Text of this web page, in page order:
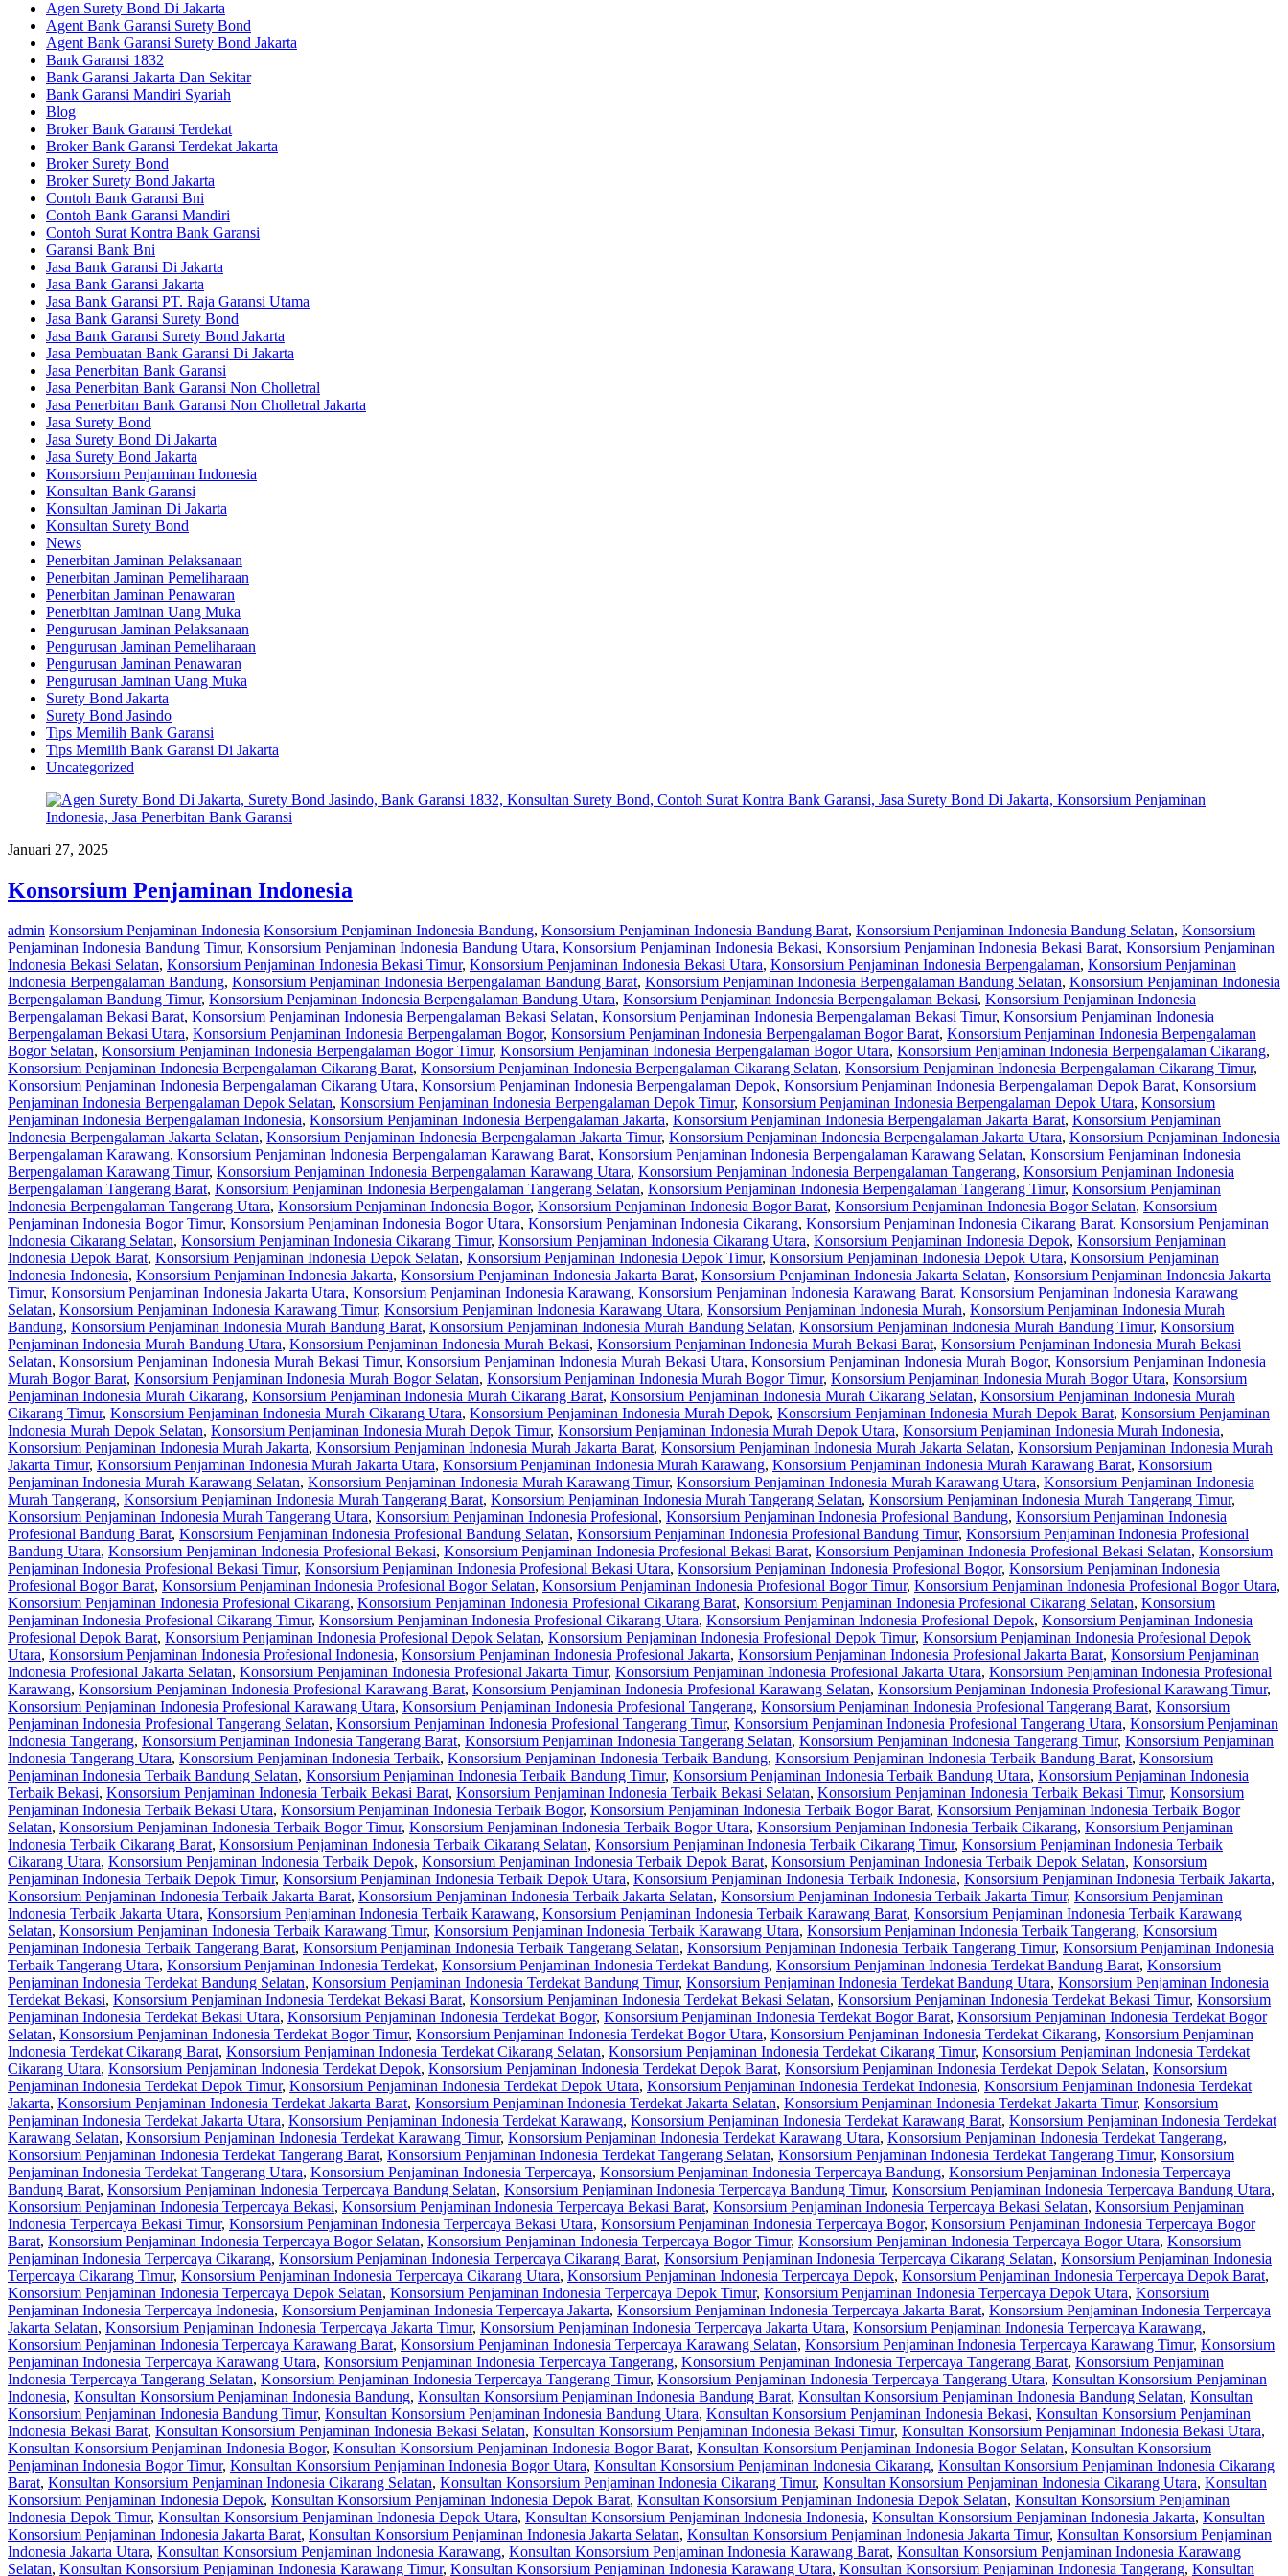
Agen Surety Bond Di Jakarta
Agent Bank Garansi Surety Bond
Agent Bank Garansi Surety Bond Jakarta
Bank Garansi 1832
Bank Garansi Jakarta Dan Sekitar
Bank Garansi Mandiri Syariah
Blog
Broker Bank Garansi Terdekat
Broker Bank Garansi Terdekat Jakarta
Broker Surety Bond
Broker Surety Bond Jakarta
Contoh Bank Garansi Bni
Contoh Bank Garansi Mandiri
Contoh Surat Kontra Bank Garansi
Garansi Bank Bni
Jasa Bank Garansi Di Jakarta
Jasa Bank Garansi Jakarta
Jasa Bank Garansi PT. Raja Garansi Utama
Jasa Bank Garansi Surety Bond
Jasa Bank Garansi Surety Bond Jakarta
Jasa Pembuatan Bank Garansi Di Jakarta
Jasa Penerbitan Bank Garansi
Jasa Penerbitan Bank Garansi Non Cholletral
Jasa Penerbitan Bank Garansi Non Cholletral Jakarta
Jasa Surety Bond
Jasa Surety Bond Di Jakarta
Jasa Surety Bond Jakarta
Konsorsium Penjaminan Indonesia
Konsultan Bank Garansi
Konsultan Jaminan Di Jakarta
Konsultan Surety Bond
News
Penerbitan Jaminan Pelaksanaan
Penerbitan Jaminan Pemeliharaan
Penerbitan Jaminan Penawaran
Penerbitan Jaminan Uang Muka
Pengurusan Jaminan Pelaksanaan
Pengurusan Jaminan Pemeliharaan
Pengurusan Jaminan Penawaran
Pengurusan Jaminan Uang Muka
Surety Bond Jakarta
Surety Bond Jasindo
Tips Memilih Bank Garansi
Tips Memilih Bank Garansi Di Jakarta
Uncategorized
Januari 27, 2025
Konsorsium Penjaminan Indonesia
admin Konsorsium Penjaminan Indonesia Konsorsium Penjaminan Indonesia Bandung, Konsorsium Penjaminan Indonesia Bandung Barat, Konsorsium Penjaminan Indonesia Bandung Selatan, Konsorsium
Penjaminan Indonesia Bandung Timur, Konsorsium Penjaminan Indonesia Bandung Utara, Konsorsium Penjaminan Indonesia Bekasi, Konsorsium Penjaminan Indonesia Bekasi Barat, Konsorsium Penjaminan
Indonesia Bekasi Selatan, Konsorsium Penjaminan Indonesia Bekasi Timur, Konsorsium Penjaminan Indonesia Bekasi Utara, Konsorsium Penjaminan Indonesia Berpengalaman, Konsorsium Penjaminan
Indonesia Berpengalaman Bandung, Konsorsium Penjaminan Indonesia Berpengalaman Bandung Barat, Konsorsium Penjaminan Indonesia Berpengalaman Bandung Selatan, Konsorsium Penjaminan Indonesia
Berpengalaman Bandung Timur, Konsorsium Penjaminan Indonesia Berpengalaman Bandung Utara, Konsorsium Penjaminan Indonesia Berpengalaman Bekasi, Konsorsium Penjaminan Indonesia
Berpengalaman Bekasi Barat, Konsorsium Penjaminan Indonesia Berpengalaman Bekasi Selatan, Konsorsium Penjaminan Indonesia Berpengalaman Bekasi Timur, Konsorsium Penjaminan Indonesia
Berpengalaman Bekasi Utara, Konsorsium Penjaminan Indonesia Berpengalaman Bogor, Konsorsium Penjaminan Indonesia Berpengalaman Bogor Barat, Konsorsium Penjaminan Indonesia Berpengalaman
Bogor Selatan, Konsorsium Penjaminan Indonesia Berpengalaman Bogor Timur, Konsorsium Penjaminan Indonesia Berpengalaman Bogor Utara, Konsorsium Penjaminan Indonesia Berpengalaman Cikarang,
Konsorsium Penjaminan Indonesia Berpengalaman Cikarang Barat, Konsorsium Penjaminan Indonesia Berpengalaman Cikarang Selatan, Konsorsium Penjaminan Indonesia Berpengalaman Cikarang Timur,
Konsorsium Penjaminan Indonesia Berpengalaman Cikarang Utara, Konsorsium Penjaminan Indonesia Berpengalaman Depok, Konsorsium Penjaminan Indonesia Berpengalaman Depok Barat, Konsorsium
Penjaminan Indonesia Berpengalaman Depok Selatan, Konsorsium Penjaminan Indonesia Berpengalaman Depok Timur, Konsorsium Penjaminan Indonesia Berpengalaman Depok Utara, Konsorsium
Penjaminan Indonesia Berpengalaman Indonesia, Konsorsium Penjaminan Indonesia Berpengalaman Jakarta, Konsorsium Penjaminan Indonesia Berpengalaman Jakarta Barat, Konsorsium Penjaminan
Indonesia Berpengalaman Jakarta Selatan, Konsorsium Penjaminan Indonesia Berpengalaman Jakarta Timur, Konsorsium Penjaminan Indonesia Berpengalaman Jakarta Utara, Konsorsium Penjaminan Indonesia
Berpengalaman Karawang, Konsorsium Penjaminan Indonesia Berpengalaman Karawang Barat, Konsorsium Penjaminan Indonesia Berpengalaman Karawang Selatan, Konsorsium Penjaminan Indonesia
Berpengalaman Karawang Timur, Konsorsium Penjaminan Indonesia Berpengalaman Karawang Utara, Konsorsium Penjaminan Indonesia Berpengalaman Tangerang, Konsorsium Penjaminan Indonesia
Berpengalaman Tangerang Barat, Konsorsium Penjaminan Indonesia Berpengalaman Tangerang Selatan, Konsorsium Penjaminan Indonesia Berpengalaman Tangerang Timur, Konsorsium Penjaminan
Indonesia Berpengalaman Tangerang Utara, Konsorsium Penjaminan Indonesia Bogor, Konsorsium Penjaminan Indonesia Bogor Barat, Konsorsium Penjaminan Indonesia Bogor Selatan, Konsorsium
Penjaminan Indonesia Bogor Timur, Konsorsium Penjaminan Indonesia Bogor Utara, Konsorsium Penjaminan Indonesia Cikarang, Konsorsium Penjaminan Indonesia Cikarang Barat, Konsorsium Penjaminan
Indonesia Cikarang Selatan, Konsorsium Penjaminan Indonesia Cikarang Timur, Konsorsium Penjaminan Indonesia Cikarang Utara, Konsorsium Penjaminan Indonesia Depok, Konsorsium Penjaminan
Indonesia Depok Barat, Konsorsium Penjaminan Indonesia Depok Selatan, Konsorsium Penjaminan Indonesia Depok Timur, Konsorsium Penjaminan Indonesia Depok Utara, Konsorsium Penjaminan
Indonesia Indonesia, Konsorsium Penjaminan Indonesia Jakarta, Konsorsium Penjaminan Indonesia Jakarta Barat, Konsorsium Penjaminan Indonesia Jakarta Selatan, Konsorsium Penjaminan Indonesia Jakarta
Timur, Konsorsium Penjaminan Indonesia Jakarta Utara, Konsorsium Penjaminan Indonesia Karawang, Konsorsium Penjaminan Indonesia Karawang Barat, Konsorsium Penjaminan Indonesia Karawang
Selatan, Konsorsium Penjaminan Indonesia Karawang Timur, Konsorsium Penjaminan Indonesia Karawang Utara, Konsorsium Penjaminan Indonesia Murah, Konsorsium Penjaminan Indonesia Murah
Bandung, Konsorsium Penjaminan Indonesia Murah Bandung Barat, Konsorsium Penjaminan Indonesia Murah Bandung Selatan, Konsorsium Penjaminan Indonesia Murah Bandung Timur, Konsorsium
Penjaminan Indonesia Murah Bandung Utara, Konsorsium Penjaminan Indonesia Murah Bekasi, Konsorsium Penjaminan Indonesia Murah Bekasi Barat, Konsorsium Penjaminan Indonesia Murah Bekasi
Selatan, Konsorsium Penjaminan Indonesia Murah Bekasi Timur, Konsorsium Penjaminan Indonesia Murah Bekasi Utara, Konsorsium Penjaminan Indonesia Murah Bogor, Konsorsium Penjaminan Indonesia
Murah Bogor Barat, Konsorsium Penjaminan Indonesia Murah Bogor Selatan, Konsorsium Penjaminan Indonesia Murah Bogor Timur, Konsorsium Penjaminan Indonesia Murah Bogor Utara, Konsorsium
Penjaminan Indonesia Murah Cikarang, Konsorsium Penjaminan Indonesia Murah Cikarang Barat, Konsorsium Penjaminan Indonesia Murah Cikarang Selatan, Konsorsium Penjaminan Indonesia Murah
Cikarang Timur, Konsorsium Penjaminan Indonesia Murah Cikarang Utara, Konsorsium Penjaminan Indonesia Murah Depok, Konsorsium Penjaminan Indonesia Murah Depok Barat, Konsorsium Penjaminan
Indonesia Murah Depok Selatan, Konsorsium Penjaminan Indonesia Murah Depok Timur, Konsorsium Penjaminan Indonesia Murah Depok Utara, Konsorsium Penjaminan Indonesia Murah Indonesia,
Konsorsium Penjaminan Indonesia Murah Jakarta, Konsorsium Penjaminan Indonesia Murah Jakarta Barat, Konsorsium Penjaminan Indonesia Murah Jakarta Selatan, Konsorsium Penjaminan Indonesia Murah
Jakarta Timur, Konsorsium Penjaminan Indonesia Murah Jakarta Utara, Konsorsium Penjaminan Indonesia Murah Karawang, Konsorsium Penjaminan Indonesia Murah Karawang Barat, Konsorsium
Penjaminan Indonesia Murah Karawang Selatan, Konsorsium Penjaminan Indonesia Murah Karawang Timur, Konsorsium Penjaminan Indonesia Murah Karawang Utara, Konsorsium Penjaminan Indonesia
Murah Tangerang, Konsorsium Penjaminan Indonesia Murah Tangerang Barat, Konsorsium Penjaminan Indonesia Murah Tangerang Selatan, Konsorsium Penjaminan Indonesia Murah Tangerang Timur,
Konsorsium Penjaminan Indonesia Murah Tangerang Utara, Konsorsium Penjaminan Indonesia Profesional, Konsorsium Penjaminan Indonesia Profesional Bandung, Konsorsium Penjaminan Indonesia
Profesional Bandung Barat, Konsorsium Penjaminan Indonesia Profesional Bandung Selatan, Konsorsium Penjaminan Indonesia Profesional Bandung Timur, Konsorsium Penjaminan Indonesia Profesional
Bandung Utara, Konsorsium Penjaminan Indonesia Profesional Bekasi, Konsorsium Penjaminan Indonesia Profesional Bekasi Barat, Konsorsium Penjaminan Indonesia Profesional Bekasi Selatan, Konsorsium
Penjaminan Indonesia Profesional Bekasi Timur, Konsorsium Penjaminan Indonesia Profesional Bekasi Utara, Konsorsium Penjaminan Indonesia Profesional Bogor, Konsorsium Penjaminan Indonesia
Profesional Bogor Barat, Konsorsium Penjaminan Indonesia Profesional Bogor Selatan, Konsorsium Penjaminan Indonesia Profesional Bogor Timur, Konsorsium Penjaminan Indonesia Profesional Bogor Utara,
Konsorsium Penjaminan Indonesia Profesional Cikarang, Konsorsium Penjaminan Indonesia Profesional Cikarang Barat, Konsorsium Penjaminan Indonesia Profesional Cikarang Selatan, Konsorsium
Penjaminan Indonesia Profesional Cikarang Timur, Konsorsium Penjaminan Indonesia Profesional Cikarang Utara, Konsorsium Penjaminan Indonesia Profesional Depok, Konsorsium Penjaminan Indonesia
Profesional Depok Barat, Konsorsium Penjaminan Indonesia Profesional Depok Selatan, Konsorsium Penjaminan Indonesia Profesional Depok Timur, Konsorsium Penjaminan Indonesia Profesional Depok
Utara, Konsorsium Penjaminan Indonesia Profesional Indonesia, Konsorsium Penjaminan Indonesia Profesional Jakarta, Konsorsium Penjaminan Indonesia Profesional Jakarta Barat, Konsorsium Penjaminan
Indonesia Profesional Jakarta Selatan, Konsorsium Penjaminan Indonesia Profesional Jakarta Timur, Konsorsium Penjaminan Indonesia Profesional Jakarta Utara, Konsorsium Penjaminan Indonesia Profesional
Karawang, Konsorsium Penjaminan Indonesia Profesional Karawang Barat, Konsorsium Penjaminan Indonesia Profesional Karawang Selatan, Konsorsium Penjaminan Indonesia Profesional Karawang Timur,
Konsorsium Penjaminan Indonesia Profesional Karawang Utara, Konsorsium Penjaminan Indonesia Profesional Tangerang, Konsorsium Penjaminan Indonesia Profesional Tangerang Barat, Konsorsium
Penjaminan Indonesia Profesional Tangerang Selatan, Konsorsium Penjaminan Indonesia Profesional Tangerang Timur, Konsorsium Penjaminan Indonesia Profesional Tangerang Utara, Konsorsium Penjaminan
Indonesia Tangerang, Konsorsium Penjaminan Indonesia Tangerang Barat, Konsorsium Penjaminan Indonesia Tangerang Selatan, Konsorsium Penjaminan Indonesia Tangerang Timur, Konsorsium Penjaminan
Indonesia Tangerang Utara, Konsorsium Penjaminan Indonesia Terbaik, Konsorsium Penjaminan Indonesia Terbaik Bandung, Konsorsium Penjaminan Indonesia Terbaik Bandung Barat, Konsorsium
Penjaminan Indonesia Terbaik Bandung Selatan, Konsorsium Penjaminan Indonesia Terbaik Bandung Timur, Konsorsium Penjaminan Indonesia Terbaik Bandung Utara, Konsorsium Penjaminan Indonesia
Terbaik Bekasi, Konsorsium Penjaminan Indonesia Terbaik Bekasi Barat, Konsorsium Penjaminan Indonesia Terbaik Bekasi Selatan, Konsorsium Penjaminan Indonesia Terbaik Bekasi Timur, Konsorsium
Penjaminan Indonesia Terbaik Bekasi Utara, Konsorsium Penjaminan Indonesia Terbaik Bogor, Konsorsium Penjaminan Indonesia Terbaik Bogor Barat, Konsorsium Penjaminan Indonesia Terbaik Bogor
Selatan, Konsorsium Penjaminan Indonesia Terbaik Bogor Timur, Konsorsium Penjaminan Indonesia Terbaik Bogor Utara, Konsorsium Penjaminan Indonesia Terbaik Cikarang, Konsorsium Penjaminan
Indonesia Terbaik Cikarang Barat, Konsorsium Penjaminan Indonesia Terbaik Cikarang Selatan, Konsorsium Penjaminan Indonesia Terbaik Cikarang Timur, Konsorsium Penjaminan Indonesia Terbaik
Cikarang Utara, Konsorsium Penjaminan Indonesia Terbaik Depok, Konsorsium Penjaminan Indonesia Terbaik Depok Barat, Konsorsium Penjaminan Indonesia Terbaik Depok Selatan, Konsorsium
Penjaminan Indonesia Terbaik Depok Timur, Konsorsium Penjaminan Indonesia Terbaik Depok Utara, Konsorsium Penjaminan Indonesia Terbaik Indonesia, Konsorsium Penjaminan Indonesia Terbaik Jakarta,
Konsorsium Penjaminan Indonesia Terbaik Jakarta Barat, Konsorsium Penjaminan Indonesia Terbaik Jakarta Selatan, Konsorsium Penjaminan Indonesia Terbaik Jakarta Timur, Konsorsium Penjaminan
Indonesia Terbaik Jakarta Utara, Konsorsium Penjaminan Indonesia Terbaik Karawang, Konsorsium Penjaminan Indonesia Terbaik Karawang Barat, Konsorsium Penjaminan Indonesia Terbaik Karawang
Selatan, Konsorsium Penjaminan Indonesia Terbaik Karawang Timur, Konsorsium Penjaminan Indonesia Terbaik Karawang Utara, Konsorsium Penjaminan Indonesia Terbaik Tangerang, Konsorsium
Penjaminan Indonesia Terbaik Tangerang Barat, Konsorsium Penjaminan Indonesia Terbaik Tangerang Selatan, Konsorsium Penjaminan Indonesia Terbaik Tangerang Timur, Konsorsium Penjaminan Indonesia
Terbaik Tangerang Utara, Konsorsium Penjaminan Indonesia Terdekat, Konsorsium Penjaminan Indonesia Terdekat Bandung, Konsorsium Penjaminan Indonesia Terdekat Bandung Barat, Konsorsium
Penjaminan Indonesia Terdekat Bandung Selatan, Konsorsium Penjaminan Indonesia Terdekat Bandung Timur, Konsorsium Penjaminan Indonesia Terdekat Bandung Utara, Konsorsium Penjaminan Indonesia
Terdekat Bekasi, Konsorsium Penjaminan Indonesia Terdekat Bekasi Barat, Konsorsium Penjaminan Indonesia Terdekat Bekasi Selatan, Konsorsium Penjaminan Indonesia Terdekat Bekasi Timur, Konsorsium
Penjaminan Indonesia Terdekat Bekasi Utara, Konsorsium Penjaminan Indonesia Terdekat Bogor, Konsorsium Penjaminan Indonesia Terdekat Bogor Barat, Konsorsium Penjaminan Indonesia Terdekat Bogor
Selatan, Konsorsium Penjaminan Indonesia Terdekat Bogor Timur, Konsorsium Penjaminan Indonesia Terdekat Bogor Utara, Konsorsium Penjaminan Indonesia Terdekat Cikarang, Konsorsium Penjaminan
Indonesia Terdekat Cikarang Barat, Konsorsium Penjaminan Indonesia Terdekat Cikarang Selatan, Konsorsium Penjaminan Indonesia Terdekat Cikarang Timur, Konsorsium Penjaminan Indonesia Terdekat
Cikarang Utara, Konsorsium Penjaminan Indonesia Terdekat Depok, Konsorsium Penjaminan Indonesia Terdekat Depok Barat, Konsorsium Penjaminan Indonesia Terdekat Depok Selatan, Konsorsium
Penjaminan Indonesia Terdekat Depok Timur, Konsorsium Penjaminan Indonesia Terdekat Depok Utara, Konsorsium Penjaminan Indonesia Terdekat Indonesia, Konsorsium Penjaminan Indonesia Terdekat
Jakarta, Konsorsium Penjaminan Indonesia Terdekat Jakarta Barat, Konsorsium Penjaminan Indonesia Terdekat Jakarta Selatan, Konsorsium Penjaminan Indonesia Terdekat Jakarta Timur, Konsorsium
Penjaminan Indonesia Terdekat Jakarta Utara, Konsorsium Penjaminan Indonesia Terdekat Karawang, Konsorsium Penjaminan Indonesia Terdekat Karawang Barat, Konsorsium Penjaminan Indonesia Terdekat
Karawang Selatan, Konsorsium Penjaminan Indonesia Terdekat Karawang Timur, Konsorsium Penjaminan Indonesia Terdekat Karawang Utara, Konsorsium Penjaminan Indonesia Terdekat Tangerang,
Konsorsium Penjaminan Indonesia Terdekat Tangerang Barat, Konsorsium Penjaminan Indonesia Terdekat Tangerang Selatan, Konsorsium Penjaminan Indonesia Terdekat Tangerang Timur, Konsorsium
Penjaminan Indonesia Terdekat Tangerang Utara, Konsorsium Penjaminan Indonesia Terpercaya, Konsorsium Penjaminan Indonesia Terpercaya Bandung, Konsorsium Penjaminan Indonesia Terpercaya
Bandung Barat, Konsorsium Penjaminan Indonesia Terpercaya Bandung Selatan, Konsorsium Penjaminan Indonesia Terpercaya Bandung Timur, Konsorsium Penjaminan Indonesia Terpercaya Bandung Utara,
Konsorsium Penjaminan Indonesia Terpercaya Bekasi, Konsorsium Penjaminan Indonesia Terpercaya Bekasi Barat, Konsorsium Penjaminan Indonesia Terpercaya Bekasi Selatan, Konsorsium Penjaminan
Indonesia Terpercaya Bekasi Timur, Konsorsium Penjaminan Indonesia Terpercaya Bekasi Utara, Konsorsium Penjaminan Indonesia Terpercaya Bogor, Konsorsium Penjaminan Indonesia Terpercaya Bogor
Barat, Konsorsium Penjaminan Indonesia Terpercaya Bogor Selatan, Konsorsium Penjaminan Indonesia Terpercaya Bogor Timur, Konsorsium Penjaminan Indonesia Terpercaya Bogor Utara, Konsorsium
Penjaminan Indonesia Terpercaya Cikarang, Konsorsium Penjaminan Indonesia Terpercaya Cikarang Barat, Konsorsium Penjaminan Indonesia Terpercaya Cikarang Selatan, Konsorsium Penjaminan Indonesia
Terpercaya Cikarang Timur, Konsorsium Penjaminan Indonesia Terpercaya Cikarang Utara, Konsorsium Penjaminan Indonesia Terpercaya Depok, Konsorsium Penjaminan Indonesia Terpercaya Depok Barat,
Konsorsium Penjaminan Indonesia Terpercaya Depok Selatan, Konsorsium Penjaminan Indonesia Terpercaya Depok Timur, Konsorsium Penjaminan Indonesia Terpercaya Depok Utara, Konsorsium
Penjaminan Indonesia Terpercaya Indonesia, Konsorsium Penjaminan Indonesia Terpercaya Jakarta, Konsorsium Penjaminan Indonesia Terpercaya Jakarta Barat, Konsorsium Penjaminan Indonesia Terpercaya
Jakarta Selatan, Konsorsium Penjaminan Indonesia Terpercaya Jakarta Timur, Konsorsium Penjaminan Indonesia Terpercaya Jakarta Utara, Konsorsium Penjaminan Indonesia Terpercaya Karawang,
Konsorsium Penjaminan Indonesia Terpercaya Karawang Barat, Konsorsium Penjaminan Indonesia Terpercaya Karawang Selatan, Konsorsium Penjaminan Indonesia Terpercaya Karawang Timur, Konsorsium
Penjaminan Indonesia Terpercaya Karawang Utara, Konsorsium Penjaminan Indonesia Terpercaya Tangerang, Konsorsium Penjaminan Indonesia Terpercaya Tangerang Barat, Konsorsium Penjaminan
Indonesia Terpercaya Tangerang Selatan, Konsorsium Penjaminan Indonesia Terpercaya Tangerang Timur, Konsorsium Penjaminan Indonesia Terpercaya Tangerang Utara, Konsultan Konsorsium Penjaminan
Indonesia, Konsultan Konsorsium Penjaminan Indonesia Bandung, Konsultan Konsorsium Penjaminan Indonesia Bandung Barat, Konsultan Konsorsium Penjaminan Indonesia Bandung Selatan, Konsultan
Konsorsium Penjaminan Indonesia Bandung Timur, Konsultan Konsorsium Penjaminan Indonesia Bandung Utara, Konsultan Konsorsium Penjaminan Indonesia Bekasi, Konsultan Konsorsium Penjaminan
Indonesia Bekasi Barat, Konsultan Konsorsium Penjaminan Indonesia Bekasi Selatan, Konsultan Konsorsium Penjaminan Indonesia Bekasi Timur, Konsultan Konsorsium Penjaminan Indonesia Bekasi Utara,
Konsultan Konsorsium Penjaminan Indonesia Bogor, Konsultan Konsorsium Penjaminan Indonesia Bogor Barat, Konsultan Konsorsium Penjaminan Indonesia Bogor Selatan, Konsultan Konsorsium
Penjaminan Indonesia Bogor Timur, Konsultan Konsorsium Penjaminan Indonesia Bogor Utara, Konsultan Konsorsium Penjaminan Indonesia Cikarang, Konsultan Konsorsium Penjaminan Indonesia Cikarang
Barat, Konsultan Konsorsium Penjaminan Indonesia Cikarang Selatan, Konsultan Konsorsium Penjaminan Indonesia Cikarang Timur, Konsultan Konsorsium Penjaminan Indonesia Cikarang Utara, Konsultan
Konsorsium Penjaminan Indonesia Depok, Konsultan Konsorsium Penjaminan Indonesia Depok Barat, Konsultan Konsorsium Penjaminan Indonesia Depok Selatan, Konsultan Konsorsium Penjaminan
Indonesia Depok Timur, Konsultan Konsorsium Penjaminan Indonesia Depok Utara, Konsultan Konsorsium Penjaminan Indonesia Indonesia, Konsultan Konsorsium Penjaminan Indonesia Jakarta, Konsultan
Konsorsium Penjaminan Indonesia Jakarta Barat, Konsultan Konsorsium Penjaminan Indonesia Jakarta Selatan, Konsultan Konsorsium Penjaminan Indonesia Jakarta Timur, Konsultan Konsorsium Penjaminan
Indonesia Jakarta Utara, Konsultan Konsorsium Penjaminan Indonesia Karawang, Konsultan Konsorsium Penjaminan Indonesia Karawang Barat, Konsultan Konsorsium Penjaminan Indonesia Karawang
Selatan, Konsultan Konsorsium Penjaminan Indonesia Karawang Timur, Konsultan Konsorsium Penjaminan Indonesia Karawang Utara, Konsultan Konsorsium Penjaminan Indonesia Tangerang, Konsultan